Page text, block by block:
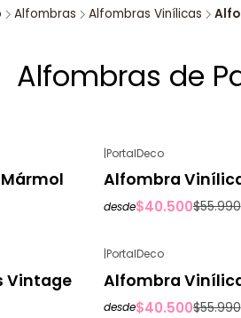
Alfombras Alfombras Vinílicas
Alfombras de
|PortalDeco
Alfombra
desde$40.500$55.990
Vintage
|PortalDeco
Alfombra
desde$40.500$55.990